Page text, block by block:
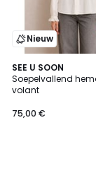
Nieuw
SEE U SOON
Soepelvallend
volant
75,00 €